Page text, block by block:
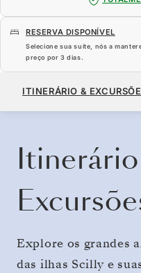
RESERVA DISPONÍVEL
Selecione sua suíte, nós a
preço por 3 dias.
A PARTIR DE
ITINERÁRIO &
Explore os grandes
das ilhas Scilly e